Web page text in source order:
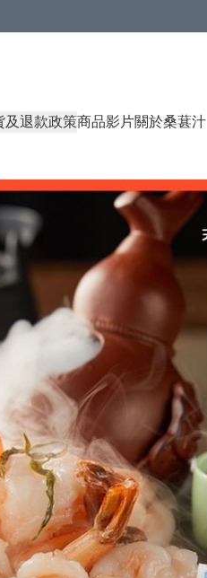
及退款政策商品影片關於桑葚汁